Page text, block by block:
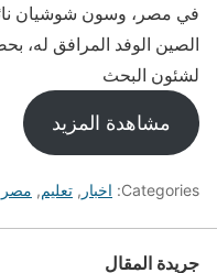
في مصر، وسون شوشيان نائب
الصين الوفد المرافق له،
لشئون البحث
مشاهدة المزيد
Categories: اخبار , تعليم, مصر
جريدة المقال